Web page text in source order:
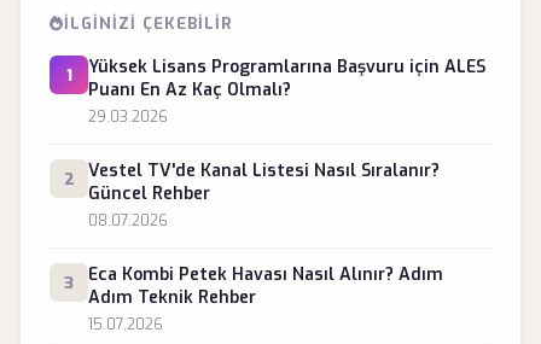
İLGINIZI ÇEKEBILIR
1
Yüksek Lisans Programlarına Başvuru için ALES
Puanı En Az Kaç Olmalı?
29.03.2026
2
Vestel TV'de Kanal Listesi Nasıl Sıralanır?
Güncel Rehber
08.07.2026
3
Eca Kombi Petek Havası Nasıl Alınır? Adım
Adım Teknik Rehber
15.07.2026